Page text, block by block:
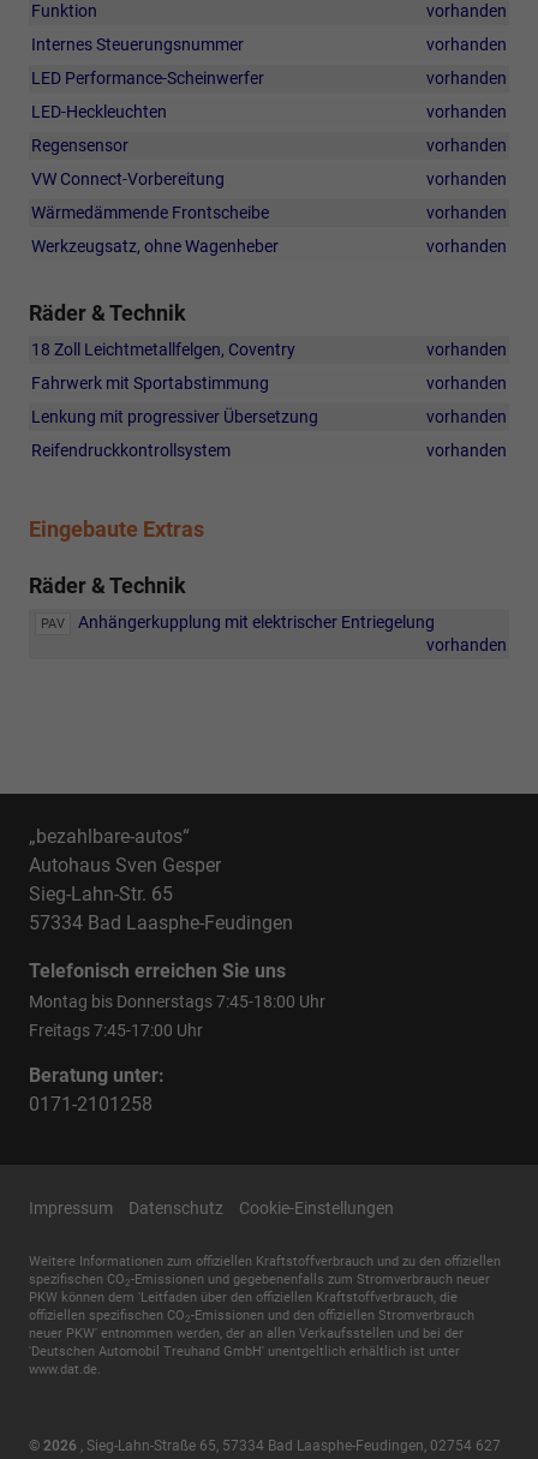
Funktion
vorhanden
Internes Steuerungsnummer
vorhanden
LED Performance-Scheinwerfer
vorhanden
LED-Heckleuchten
vorhanden
Regensensor
vorhanden
VW Connect-Vorbereitung
vorhanden
Wärmedämmende Frontscheibe
vorhanden
Werkzeugsatz, ohne Wagenheber
vorhanden
Räder & Technik
18 Zoll Leichtmetallfelgen, Coventry
vorhanden
Fahrwerk mit Sportabstimmung
vorhanden
Lenkung mit progressiver Übersetzung
vorhanden
Reifendruckkontrollsystem
vorhanden
Eingebaute Extras
Räder & Technik
PAV
Anhängerkupplung mit elektrischer Entriegelung
vorhanden
„bezahlbare-autos“
Autohaus Sven Gesper
Sieg-Lahn-Str. 65
57334 Bad Laasphe-Feudingen
Telefonisch erreichen Sie uns
Montag bis Donnerstags 7:45-18:00 Uhr
Freitags 7:45-17:00 Uhr
Beratung unter:
0171-2101258
Impressum Datenschutz Cookie-Einstellungen
Weitere Informationen zum offiziellen Kraftstoffverbrauch und zu den offiziellen
spezifischen CO2-Emissionen und gegebenenfalls zum Stromverbrauch neuer
PKW können dem 'Leitfaden über den offiziellen Kraftstoffverbrauch, die
offiziellen spezifischen CO2-Emissionen und den offiziellen Stromverbrauch
neuer PKW' entnommen werden, der an allen Verkaufsstellen und bei der
'Deutschen Automobil Treuhand GmbH' unentgeltlich erhältlich ist unter
www.dat.de.
© 2026 , Sieg-Lahn-Straße 65, 57334 Bad Laasphe-Feudingen, 02754 627